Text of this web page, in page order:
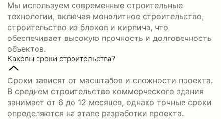
Мы используем современные строительные
технологии, включая монолитное строительство,
строительство из блоков и кирпича, что
обеспечивает высокую прочность и долговечность
объектов.
Каковы сроки строительства?
Сроки зависят от масштабов и сложности проекта.
В среднем строительство коммерческого здания
занимает от 6 до 12 месяцев, однако точные сроки
определяются на этапе разработки проекта.